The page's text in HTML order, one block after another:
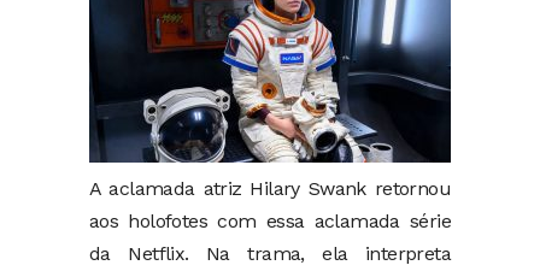
A aclamada atriz Hilary Swank retornou
aos holofotes com essa aclamada série
da Netflix. Na trama, ela interpreta